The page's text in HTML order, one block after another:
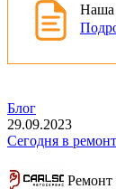
Наша
Блог
29.09.2023
Сегодня в
Ремонт